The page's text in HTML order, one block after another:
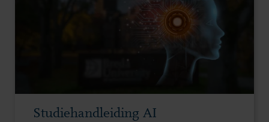
Studiehandleiding AI